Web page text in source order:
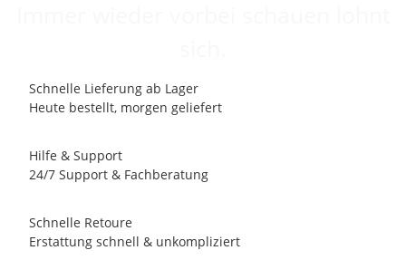
Schnelle Lieferung ab Lager
Heute bestellt, morgen geliefert
Hilfe & Support
24/7 Support & Fachberatung
Schnelle Retoure
Erstattung schnell & unkompliziert